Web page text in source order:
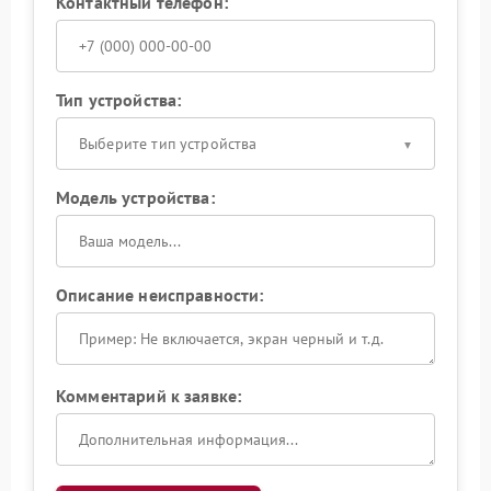
Тип устройства:
Выберите тип устройства
Модель устройства:
Описание неисправности:
Комментарий к заявке: